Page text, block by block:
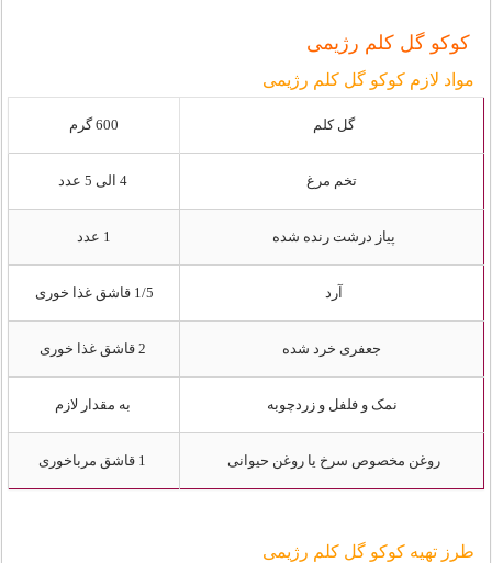
کوکو گل کلم رژیمی
مواد لازم کوکو گل کلم رژیمی
گل کلم 600 گرم
تخم مرغ 4 الی 5 عدد
پیاز درشت رنده شده 1 عدد
آرد 1/5 قاشق غذا خوری
جعفری خرد شده
نمک و فلفل و زردچوبه به مقدار لازم
روغن مخصوص سرخ یا روغن حیوانی
طرز تهیه کوکو گل کلم رژیمی